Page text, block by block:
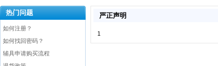
热门问题
如何注册？
如何找回密码？
辅具申请购买流程
严正声明
1